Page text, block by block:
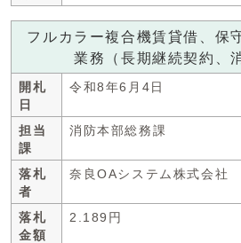
フルカラー複合機賃貸借、保
業務（長期継続契約、
開札
日
令和8年6月4日
担当
課
消防本部総務課
落札
者
奈良OAシステム株式会社
落札
金額
2.189円